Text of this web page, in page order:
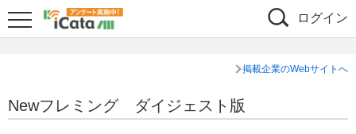
ログイン
掲載企業のWebサイトへ
Newフレミング ダイジェスト版